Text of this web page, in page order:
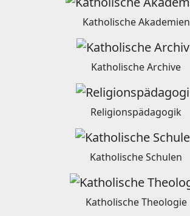
Katholische Akademien
Katholische Archive
Religionspädagogik
Katholische Schulen
Katholische Theologie